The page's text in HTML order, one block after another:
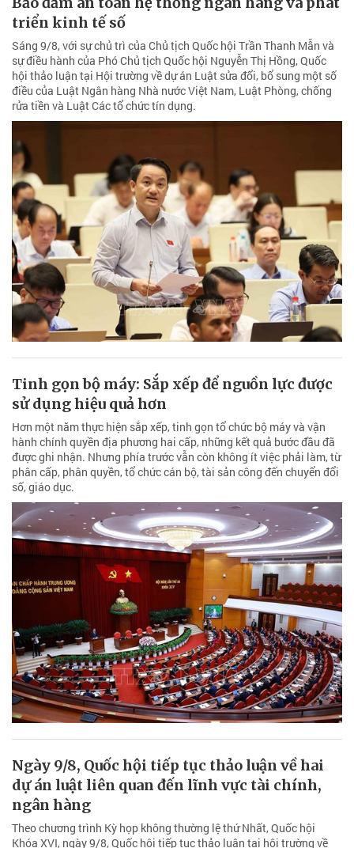
triển kinh tế số
Sáng 9/8, với sự chủ trì của Chủ tịch Quốc hội Trần Thanh Mẫn và
sự điều hành của Phó Chủ tịch Quốc hội Nguyễn Thị Hồng, Quốc
hội thảo luận tại Hội trường về dự án Luật sửa đổi, bổ sung một số
điều của Luật Ngân hàng Nhà nước Việt Nam, Luật Phòng, chống
rửa tiền và Luật Các tổ chức tín dụng.
Tinh gọn bộ máy: Sắp xếp để nguồn lực được
sử dụng hiệu quả hơn
Hơn một năm thực hiện sắp xếp, tinh gọn tổ chức bộ máy và vận
hành chính quyền địa phương hai cấp, những kết quả bước đầu đã
được ghi nhận. Nhưng phía trước vẫn còn không ít việc phải làm, từ
phân cấp, phân quyền, tổ chức cán bộ, tài sản công đến chuyển đổi
số, giáo dục.
Ngày 9/8, Quốc hội tiếp tục thảo luận về hai
dự án luật liên quan đến lĩnh vực tài chính,
ngân hàng
Theo chương trình Kỳ họp không thường lệ thứ Nhất, Quốc hội
Khóa XVI, ngày 9/8, Quốc hội tiếp tục thảo luận tại hội trường về